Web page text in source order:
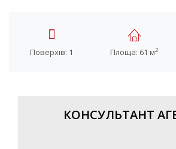
Поверхів: 1 Площа: 61 м2
КОНСУЛЬТАНТ